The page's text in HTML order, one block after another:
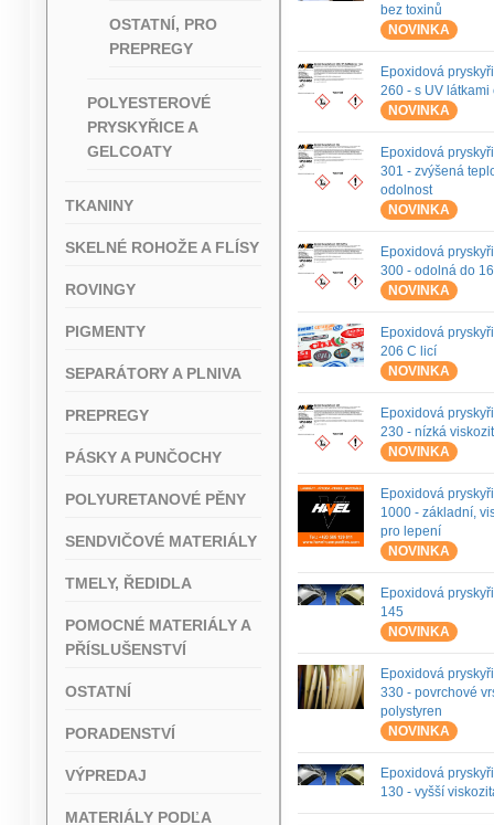
OSTATNÍ, PRO
PREPREGY
POLYESTEROVÉ
PRYSKYŘICE A
GELCOATY
TKANINY
SKELNÉ ROHOŽE A FLÍSY
ROVINGY
PIGMENTY
SEPARÁTORY A PLNIVA
PREPREGY
PÁSKY A PUNČOCHY
POLYURETANOVÉ PĚNY
SENDVIČOVÉ MATERIÁLY
TMELY, ŘEDIDLA
POMOCNÉ MATERIÁLY A
PŘÍSLUŠENSTVÍ
OSTATNÍ
PORADENSTVÍ
VÝPREDAJ
MATERIÁLY PODĽA
bez toxinů
NOVINKA
Epoxidová
260 - s UV látkami
NOVINKA
Epoxidová
301 - zvýšená
odolnost
NOVINKA
Epoxidová
300 - odolná do
NOVINKA
Epoxidová
206 C licí
NOVINKA
Epoxidová
230 - nízká
NOVINKA
Epoxidová
1000 - základní,
pro lepení
NOVINKA
Epoxidová
145
NOVINKA
Epoxidová
330 - povrchové
polystyren
NOVINKA
Epoxidová
130 - vyšší